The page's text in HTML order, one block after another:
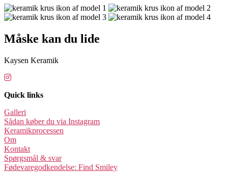
Måske kan du lide
Kaysen Keramik
Quick links
Galleri
Sådan køber du via Instagram
Keramikprocessen
Om
Kontakt
Spørgsmål & svar
Fødevaregodkendelse: Find Smiley